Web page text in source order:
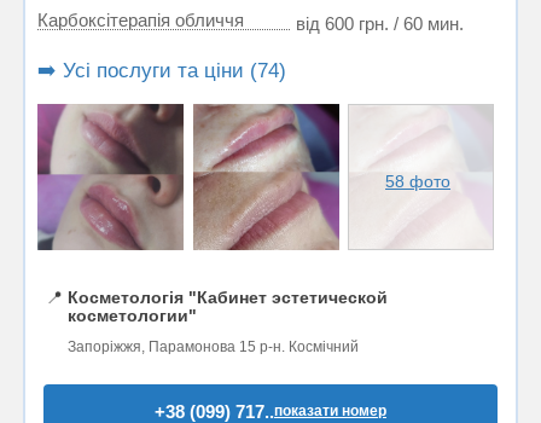
Карбоксітерапія обличчя від 600 грн. / 60 мин.
➡️ Усі послуги та ціни (74)
58 фото
📍 Косметологія "Кабинет эстетической
косметологии"
Запоріжжя, Парамонова 15 р-н. Космічний
+38 (099) 717..показати номер